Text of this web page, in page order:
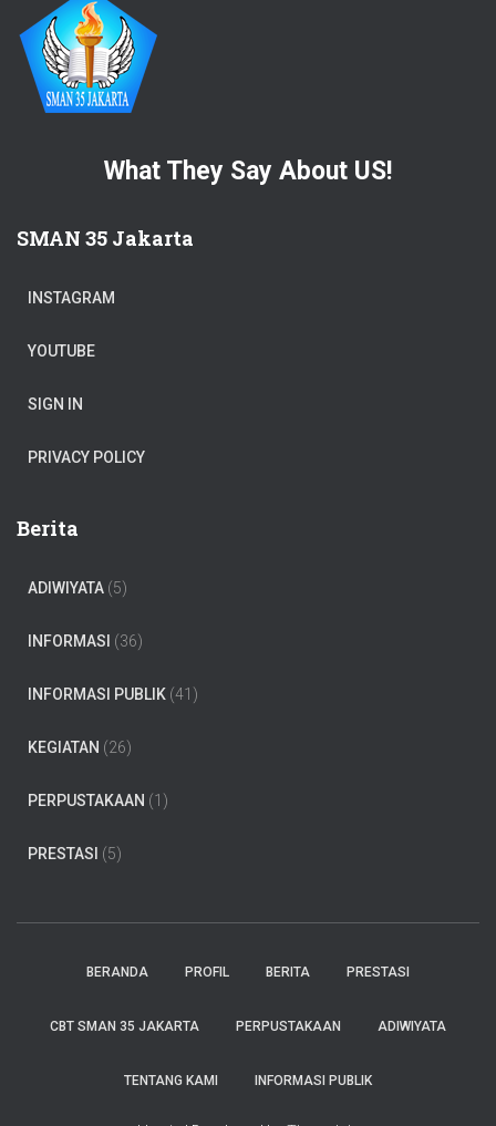
What They Say About US!
SMAN 35 Jakarta
INSTAGRAM
YOUTUBE
SIGN IN
PRIVACY POLICY
Berita
ADIWIYATA (5)
INFORMASI (36)
INFORMASI PUBLIK (41)
KEGIATAN (26)
PERPUSTAKAAN (1)
PRESTASI (5)
BERANDA PROFIL BERITA PRESTASI
CBT SMAN 35 JAKARTA PERPUSTAKAAN ADIWIYATA
TENTANG KAMI INFORMASI PUBLIK